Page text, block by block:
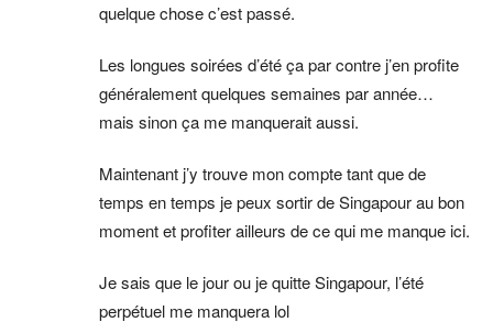
quelque chose c’est passé.
Les longues soirées d’été ça par contre j’en profite
généralement quelques semaines par année…
mais sinon ça me manquerait aussi.
Maintenant j’y trouve mon compte tant que de
temps en temps je peux sortir de Singapour au bon
moment et profiter ailleurs de ce qui me manque ici.
Je sais que le jour ou je quitte Singapour, l’été
perpétuel me manquera lol